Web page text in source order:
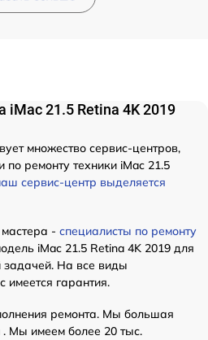
21.5 Retina 4K 2019
множество сервис-центров,
ремонту техники iMac 21.5
сервис-центр выделяется
- специалисты по ремонту
iMac 21.5 Retina 4K 2019 для
задачей. На все виды
имеется гарантия.
ремонта. Мы большая
. Мы имеем более 20 тыс.